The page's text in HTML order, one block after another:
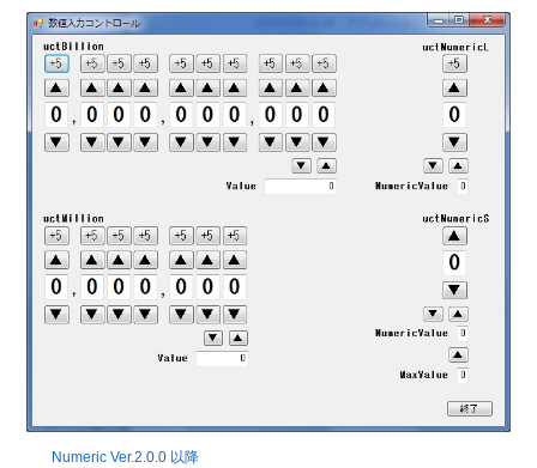
Numeric Ver.2.0.0 以降